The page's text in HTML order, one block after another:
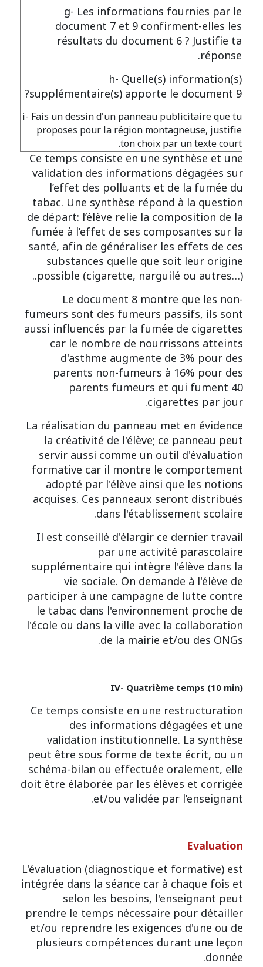
g- Les informations fournies par le
document 7 et 9 confirment-elles les
résultats du document 6 ? Justifie ta
réponse.
h- Quelle(s) information(s)
supplémentaire(s) apporte le document 9?
i- Fais un dessin d'un panneau publicitaire que tu
proposes pour la région montagneuse, justifie
ton choix par un texte court.
Ce temps consiste en une synthèse et une
validation des informations dégagées sur
l’effet des polluants et de la fumée du
tabac. Une synthèse répond à la question
de départ: l’élève relie la composition de la
fumée à l’effet de ses composantes sur la
santé, afin de généraliser les effets de ces
substances quelle que soit leur origine
possible (cigarette, narguilé ou autres…)..
Le document 8 montre que les non-
fumeurs sont des fumeurs passifs, ils sont
aussi influencés par la fumée de cigarettes
car le nombre de nourrissons atteints
d'asthme augmente de 3% pour des
parents non-fumeurs à 16% pour des
parents fumeurs et qui fument 40
cigarettes par jour.
La réalisation du panneau met en évidence
la créativité de l'élève; ce panneau peut
servir aussi comme un outil d'évaluation
formative car il montre le comportement
adopté par l'élève ainsi que les notions
acquises. Ces panneaux seront distribués
dans l'établissement scolaire.
Il est conseillé d'élargir ce dernier travail
par une activité parascolaire
supplémentaire qui intègre l'élève dans la
vie sociale. On demande à l'élève de
participer à une campagne de lutte contre
le tabac dans l'environnement proche de
l'école ou dans la ville avec la collaboration
de la mairie et/ou des ONGs.
IV- Quatrième temps (10 min)
Ce temps consiste en une restructuration
des informations dégagées et une
validation institutionnelle. La synthèse
peut être sous forme de texte écrit, ou un
schéma-bilan ou effectuée oralement, elle
doit être élaborée par les élèves et corrigée
et/ou validée par l’enseignant.
Evaluation
L'évaluation (diagnostique et formative) est
intégrée dans la séance car à chaque fois et
selon les besoins, l'enseignant peut
prendre le temps nécessaire pour détailler
et/ou reprendre les exigences d'une ou de
plusieurs compétences durant une leçon
donnée.